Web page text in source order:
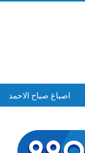
اصباغ صباح الاحمد